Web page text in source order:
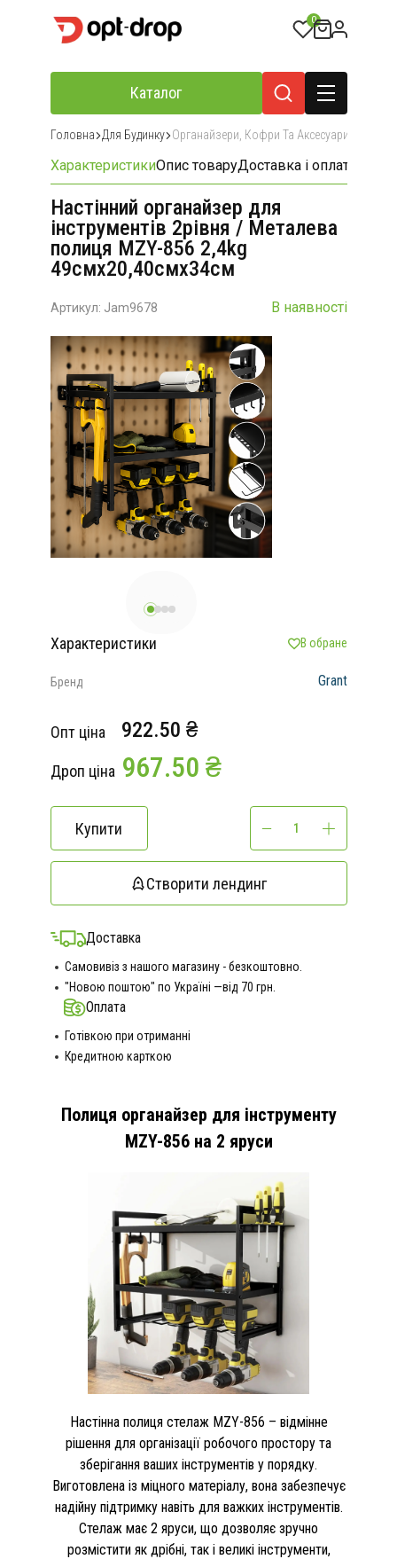
0
Каталог
Головна Для Будинку Органайзери, Кофри Та Аксесуари Для
ХарактеристикиОпис товаруДоставка і оплата
Настінний органайзер для
інструментів 2рівня / Металева
полиця MZY-856 2,4kg
49смх20,40смх34см
Артикул: Jam9678 В наявності
Характеристики В обране
Бренд Grant
Опт ціна 922.50 ₴
Дроп ціна 967.50 ₴
Купити
Створити лендинг
Доставка
Самовивіз з нашого магазину - безкоштовно.
"Новою поштою" по Україні —від 70 грн.
Оплата
Готівкою при отриманні
Кредитною карткою
Полиця органайзер для інструменту
MZY-856 на 2 яруси
Настінна полиця стелаж MZY-856 – відмінне
рішення для організації робочого простору та
зберігання ваших інструментів у порядку.
Виготовлена ​​із міцного матеріалу, вона забезпечує
надійну підтримку навіть для важких інструментів.
Стелаж має 2 яруси, що дозволяє зручно
розмістити як дрібні, так і великі інструменти,